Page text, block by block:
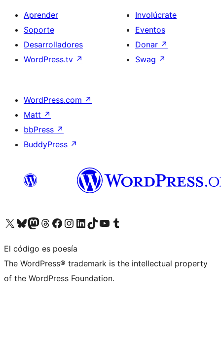
Aprender
Soporte
Desarrolladores
WordPress.tv ↗
Involúcrate
Eventos
Donar ↗
Swag ↗
WordPress.com ↗
Matt ↗
bbPress ↗
BuddyPress ↗
Visita nuestra cuenta de X (anteriormente Twitter)
Visita nuestra cuenta de Bluesky
Visita nuestra cuenta de Mastodon
Visita nuestra cuenta de Threads
Visita nuestra página de Facebook
Visita nuestra cuenta de Instagram
Visita nuestra cuenta de LinkedIn
Visita nuestra cuenta de TikTok
Visita nuestro canal de YouTube
Visita nuestra cuenta de Tumblr
El código es poesía
The WordPress® trademark is the intellectual property
of the WordPress Foundation.